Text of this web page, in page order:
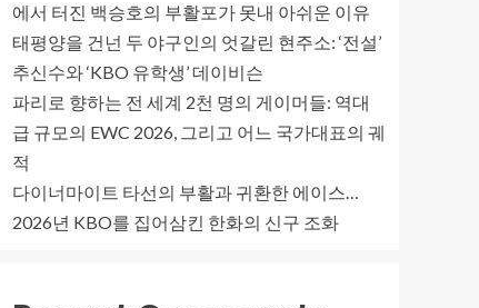
에서 터진 백승호의 부활포가 못내 아쉬운 이유
태평양을 건넌 두 야구인의 엇갈린 현주소: ‘전설’
추신수와 ‘KBO 유학생’ 데이비슨
파리로 향하는 전 세계 2천 명의 게이머들: 역대
급 규모의 EWC 2026, 그리고 어느 국가대표의 궤
적
다이너마이트 타선의 부활과 귀환한 에이스…
2026년 KBO를 집어삼킨 한화의 신구 조화